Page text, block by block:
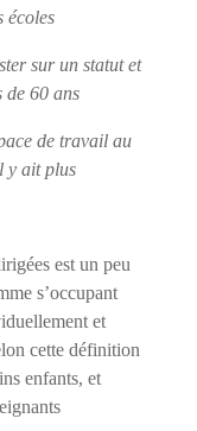
écoles
sur un statut et
de 60 ans
de travail au
y ait plus
est un peu
s’occupant
et
cette définition
enfants, et